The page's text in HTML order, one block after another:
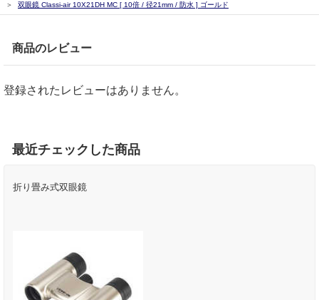
双眼鏡 Classi-air 10X21DH MC [ 10倍 / 径21mm / 防水 ] ゴールド
商品のレビュー
登録されたレビューはありません。
最近チェックした商品
折り畳み式双眼鏡